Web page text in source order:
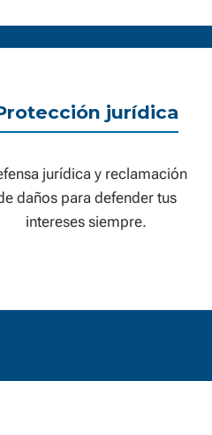
jurídica
jurídica y reclamación
daños para defender tus
intereses siempre.